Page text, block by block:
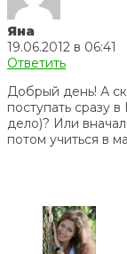
Яна
19.06.2012 в 06:41
Ответить
Добрый день! А
поступать сразу
дело)? Или
потом учиться в